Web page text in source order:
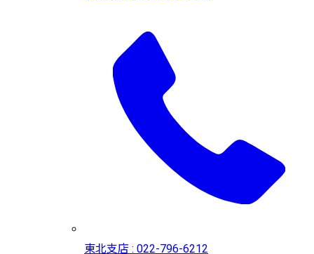
東北支店 : 022-796-6212